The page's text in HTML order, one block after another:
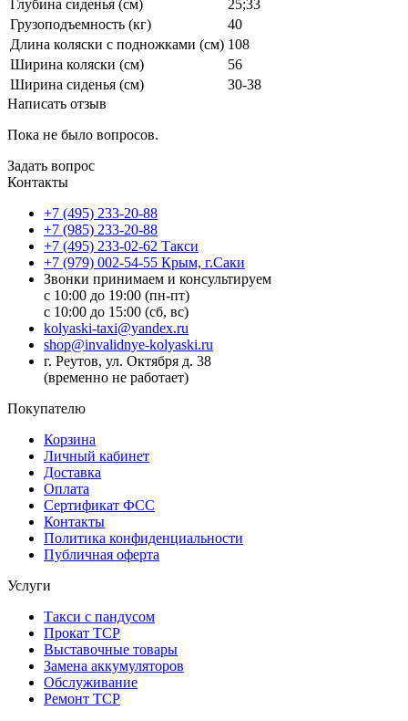
Глубина сиденья (см)
25;33
Грузоподъемность (кг)
40
Длина коляски с подножками (см) 108
Ширина коляски (см)
56
Ширина сиденья (см)
30-38
Написать отзыв
Пока не было вопросов.
Задать вопрос
Контакты
+7 (495) 233-20-88
+7 (985) 233-20-88
+7 (495) 233-02-62 Такси
+7 (979) 002-54-55 Крым, г.Саки
Звонки принимаем и консультируем
с 10:00 до 19:00 (пн-пт)
с 10:00 до 15:00 (сб, вс)
kolyaski-taxi@yandex.ru
shop@invalidnye-kolyaski.ru
г. Реутов, ул. Октября д. 38
(временно не работает)
Покупателю
Корзина
Личный кабинет
Доставка
Оплата
Сертификат ФСС
Контакты
Политика конфиденциальности
Публичная оферта
Услуги
Такси с пандусом
Прокат ТСР
Выставочные товары
Замена аккумуляторов
Обслуживание
Ремонт ТСР